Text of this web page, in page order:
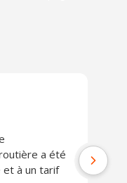
a été
et à un tarif